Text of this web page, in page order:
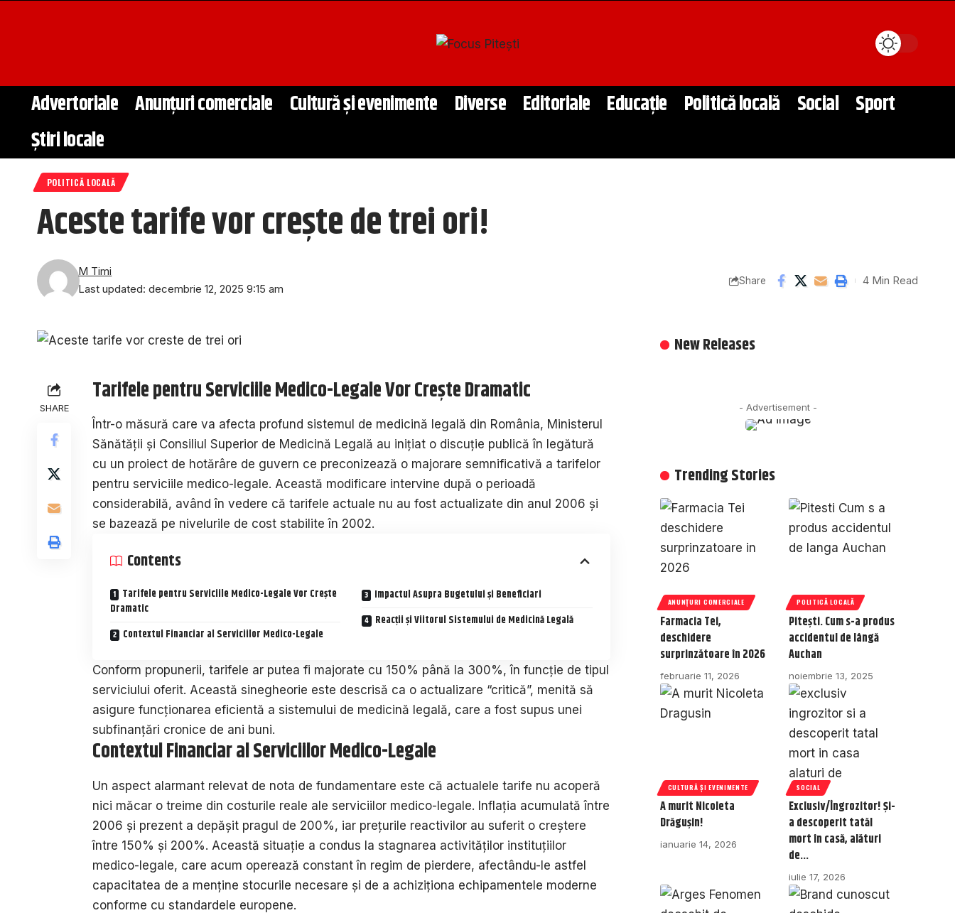
Advertoriale Anunțuri comerciale Cultură și evenimente Diverse Editoriale Educație Politică locală Social Sport
Știri locale
POLITICĂ LOCALĂ
Aceste tarife vor crește de trei ori!
Last updated: decembrie 12, 2025 9:15 am
M Timi
Share 4 Min Read
SHARE
Tarifele pentru Serviciile Medico-Legale Vor Crește Dramatic
Într-o măsură care va afecta profund sistemul de medicină legală din România, Ministerul
Sănătății și Consiliul Superior de Medicină Legală au inițiat o discuție publică în legătură
cu un proiect de hotărâre de guvern ce preconizează o majorare semnificativă a tarifelor
pentru serviciile medico-legale. Această modificare intervine după o perioadă
considerabilă, având în vedere că tarifele actuale nu au fost actualizate din anul 2006 și
se bazează pe nivelurile de cost stabilite în 2002.
Contents
Tarifele pentru Serviciile Medico-Legale Vor Crește
Dramatic
Contextul Financiar al Serviciilor Medico-Legale
Impactul Asupra Bugetului și Beneficiari
Reacții și Viitorul Sistemului de Medicină Legală
Conform propunerii, tarifele ar putea fi majorate cu 150% până la 300%, în funcție de tipul
serviciului oferit. Această sinegheorie este descrisă ca o actualizare “critică”, menită să
asigure funcționarea eficientă a sistemului de medicină legală, care a fost supus unei
subfinanțări cronice de ani buni.
Contextul Financiar al Serviciilor Medico-Legale
Un aspect alarmant relevat de nota de fundamentare este că actualele tarife nu acoperă
nici măcar o treime din costurile reale ale serviciilor medico-legale. Inflația acumulată între
2006 și prezent a depășit pragul de 200%, iar prețurile reactivilor au suferit o creștere
între 150% și 200%. Această situație a condus la stagnarea activităților instituțiilor
medico-legale, care acum operează constant în regim de pierdere, afectându-le astfel
capacitatea de a menține stocurile necesare și de a achiziționa echipamentele moderne
conforme cu standardele europene.
New Releases
- Advertisement -
Trending Stories
ANUNȚURI COMERCIALE
Farmacia Tei,
deschidere
surprinzătoare în 2026
februarie 11, 2026
POLITICĂ LOCALĂ
Pitești. Cum s-a produs
accidentul de lângă
Auchan
noiembrie 13, 2025
CULTURĂ ȘI EVENIMENTE
A murit Nicoleta
Drăgușin!
ianuarie 14, 2026
SOCIAL
Exclusiv/Îngrozitor! Și-
a descoperit tatăl
mort în casă, alături
de…
iulie 17, 2026